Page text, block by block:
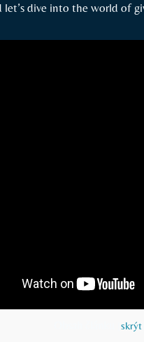
let’s dive into the world of
skrýt]